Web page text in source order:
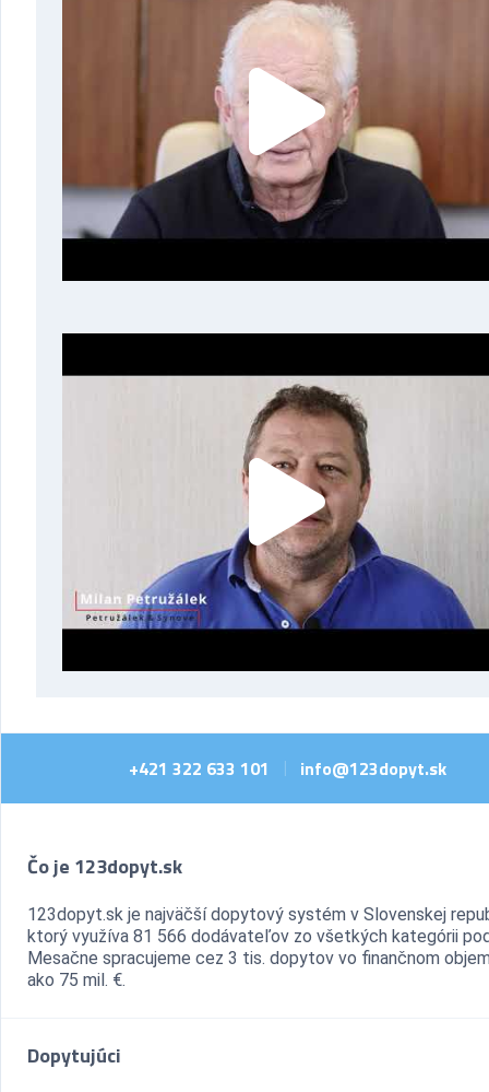
+421 322 633 101 info@123dopyt.sk
Čo je 123dopyt.sk
123dopyt.sk je najväčší dopytový systém v Slovenskej
ktorý využíva 81 566 dodávateľov zo všetkých kategórii
Mesačne spracujeme cez 3 tis. dopytov vo finančnom
ako 75 mil. €.
Dopytujúci